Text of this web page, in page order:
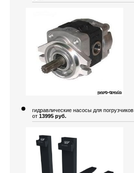
гидравлические насосы для погрузчиков
от 13995 руб.